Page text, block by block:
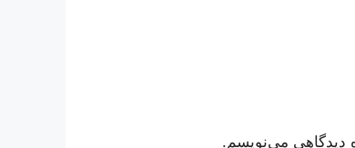
دیدگاهی می‌نویسم.